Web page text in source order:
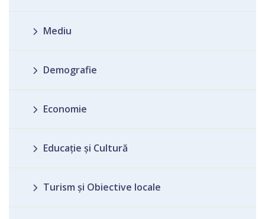
Mediu
Demografie
Economie
Educație și Cultură
Turism și Obiective locale